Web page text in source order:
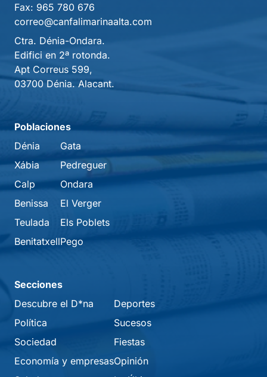
Fax: 965 780 676
correo@canfalimarinaalta.com
Ctra. Dénia-Ondara.
Edifici en 2ª rotonda.
Apt Correus 599,
03700 Dénia. Alacant.
Poblaciones
Dénia
Xábia
Calp
Benissa
Teulada
Benitatxell
Gata
Pedreguer
Ondara
El Verger
Els Poblets
Pego
Secciones
Descubre el D*na
Política
Sociedad
Economía y empresas
Deportes
Sucesos
Fiestas
Opinión